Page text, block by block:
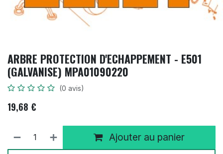
ARBRE PROTECTION D'ECHAPPEMENT - E501
(GALVANISE) MPA01090220
(0 avis)
19,68 €
Ajouter au panier